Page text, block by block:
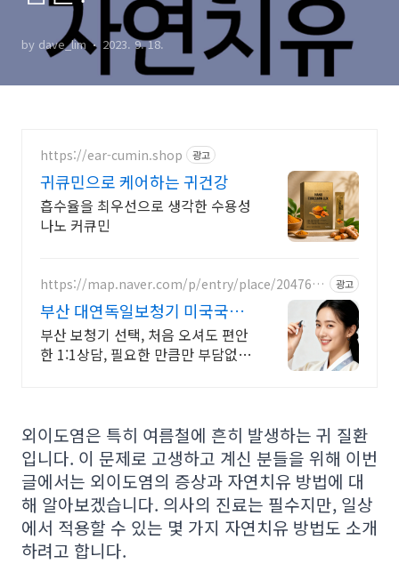
by dave_lim 2023. 9. 18.
https://ear-cumin.shop 광고
귀큐민으로 케어하는 귀건강
흡수율을 최우선으로 생각한 수용성
나노 커큐민
https://map.naver.com/p/entry/place/2047627
광고
부산 대연독일보청기 미국국제
청각협회 정회원
부산 보청기 선택, 처음 오셔도 편안
한 1:1상담, 필요한 만큼만 부담없이
외이도염은 특히 여름철에 흔히 발생하는 귀 질환
입니다. 이 문제로 고생하고 계신 분들을 위해 이번
글에서는 외이도염의 증상과 자연치유 방법에 대
해 알아보겠습니다. 의사의 진료는 필수지만, 일상
에서 적용할 수 있는 몇 가지 자연치유 방법도 소개
하려고 합니다.